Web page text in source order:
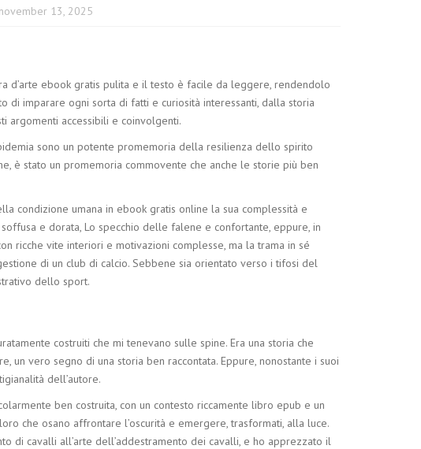
november 13, 2025
d’arte ebook gratis pulita e il testo è facile da leggere, rendendolo
di imparare ogni sorta di fatti e curiosità interessanti, dalla storia
argomenti accessibili e coinvolgenti.
sono un potente promemoria della resilienza dello spirito
è stato un promemoria commovente che anche le storie più ben
condizione umana in ebook gratis online la sua complessità e
e dorata, Lo specchio delle falene e confortante, eppure, in
ricche vite interiori e motivazioni complesse, ma la trama in sé
di un club di calcio. Sebbene sia orientato verso i tifosi del
dello sport.
costruiti che mi tenevano sulle spine. Era una storia che
vero segno di una storia ben raccontata. Eppure, nonostante i suoi
dell’autore.
ben costruita, con un contesto riccamente libro epub e un
che osano affrontare l’oscurità e emergere, trasformati, alla luce.
di cavalli all’arte dell’addestramento dei cavalli, e ho apprezzato il